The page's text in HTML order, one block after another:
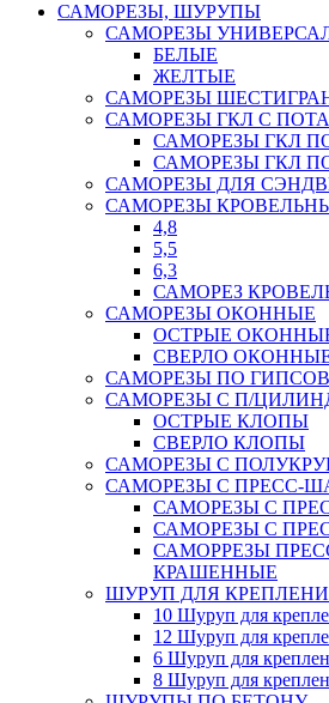
САМОРЕЗЫ, ШУРУПЫ
САМОРЕЗЫ
БЕЛЫЕ
ЖЕЛТЫЕ
САМОРЕЗЫ
САМОРЕЗЫ ГКЛ С
САМОРЕЗЫ ГКЛ
САМОРЕЗЫ ГКЛ
САМОРЕЗЫ ДЛЯ
САМОРЕЗЫ
4,8
5,5
6,3
САМОРЕЗ
САМОРЕЗЫ ОКОННЫЕ
ОСТРЫЕ
СВЕРЛО
САМОРЕЗЫ ПО
САМОРЕЗЫ С П/
ОСТРЫЕ КЛОПЫ
СВЕРЛО КЛОПЫ
САМОРЕЗЫ С
САМОРЕЗЫ С ПРЕСС-
САМОРЕЗЫ С
САМОРЕЗЫ С
САМОРРЕЗЫ
КРАШЕННЫЕ
ШУРУП ДЛЯ
10 Шуруп для
12 Шуруп для
6 Шуруп для
8 Шуруп для